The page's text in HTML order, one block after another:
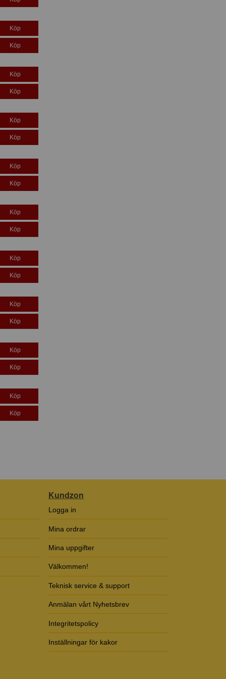
Köp
Köp
Köp
Köp
Köp
Köp
Köp
Köp
Köp
Köp
Köp
Köp
Köp
Köp
Köp
Köp
Köp
Köp
Kundzon
Logga in
Mina ordrar
Mina uppgifter
Välkommen!
Teknisk service & support
Anmälan vårt Nyhetsbrev
Integritetspolicy
Inställningar för kakor